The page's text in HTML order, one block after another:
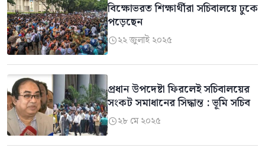
বিক্ষোভরত শিক্ষার্থীরা সচিবালয়ে ঢুকে
পড়েছেন
২২ জুলাই ২০২৫
প্রধান উপদেষ্টা ফিরলেই সচিবালয়ের
সংকট সমাধানের সিদ্ধান্ত : ভূমি সচিব
২৮ মে ২০২৫